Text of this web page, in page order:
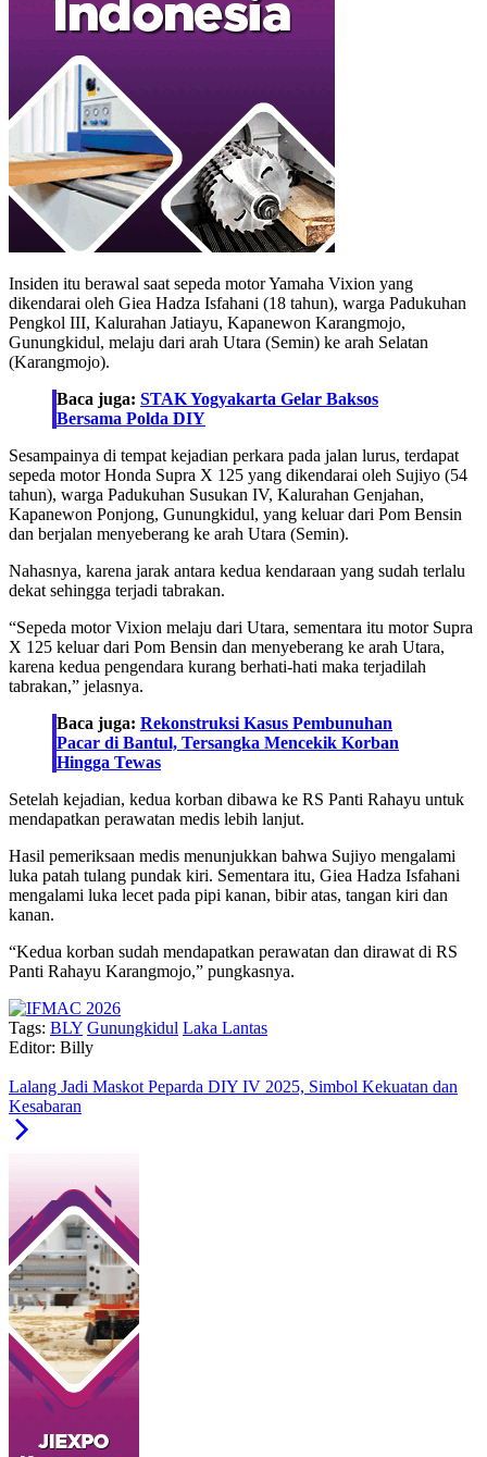
Insiden itu berawal saat sepeda motor Yamaha Vixion yang
dikendarai oleh Giea Hadza Isfahani (18 tahun), warga Padukuhan
Pengkol III, Kalurahan Jatiayu, Kapanewon Karangmojo,
Gunungkidul, melaju dari arah Utara (Semin) ke arah Selatan
(Karangmojo).
Baca juga: STAK Yogyakarta Gelar Baksos
Bersama Polda DIY
Sesampainya di tempat kejadian perkara pada jalan lurus, terdapat
sepeda motor Honda Supra X 125 yang dikendarai oleh Sujiyo (54
tahun), warga Padukuhan Susukan IV, Kalurahan Genjahan,
Kapanewon Ponjong, Gunungkidul, yang keluar dari Pom Bensin
dan berjalan menyeberang ke arah Utara (Semin).
Nahasnya, karena jarak antara kedua kendaraan yang sudah terlalu
dekat sehingga terjadi tabrakan.
“Sepeda motor Vixion melaju dari Utara, sementara itu motor Supra
X 125 keluar dari Pom Bensin dan menyeberang ke arah Utara,
karena kedua pengendara kurang berhati-hati maka terjadilah
tabrakan,” jelasnya.
Baca juga: Rekonstruksi Kasus Pembunuhan
Pacar di Bantul, Tersangka Mencekik Korban
Hingga Tewas
Setelah kejadian, kedua korban dibawa ke RS Panti Rahayu untuk
mendapatkan perawatan medis lebih lanjut.
Hasil pemeriksaan medis menunjukkan bahwa Sujiyo mengalami
luka patah tulang pundak kiri. Sementara itu, Giea Hadza Isfahani
mengalami luka lecet pada pipi kanan, bibir atas, tangan kiri dan
kanan.
“Kedua korban sudah mendapatkan perawatan dan dirawat di RS
Panti Rahayu Karangmojo,” pungkasnya.
Tags: BLY Gunungkidul Laka Lantas
Editor: Billy
Lalang Jadi Maskot Peparda DIY IV 2025, Simbol Kekuatan dan
Kesabaran